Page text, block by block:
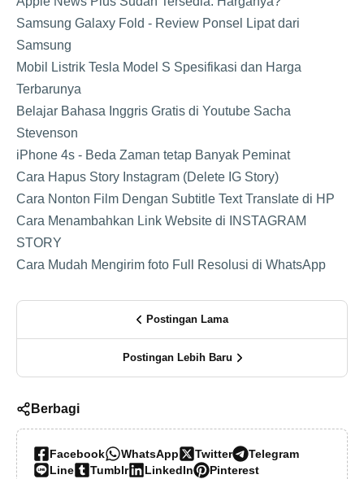
Samsung Galaxy Fold - Review Ponsel Lipat dari
Samsung
Mobil Listrik Tesla Model S Spesifikasi dan Harga
Terbarunya
Belajar Bahasa Inggris Gratis di Youtube Sacha
Stevenson
iPhone 4s - Beda Zaman tetap Banyak Peminat
Cara Hapus Story Instagram (Delete IG Story)
Cara Nonton Film Dengan Subtitle Text Translate di HP
Cara Menambahkan Link Website di INSTAGRAM
STORY
Cara Mudah Mengirim foto Full Resolusi di WhatsApp
Postingan Lama
Postingan Lebih Baru
Berbagi
Facebook WhatsApp Twitter
Telegram
Line
Tumblr LinkedIn
Pinterest